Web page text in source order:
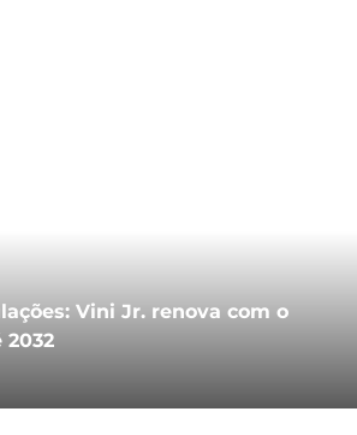
Vini Jr. renova com o
2032